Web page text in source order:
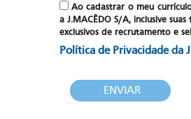
Ao cadastrar o meu
a J.MACÊDO S/A, inclusive
exclusivos de recrutamento e
Política de Privacidade da